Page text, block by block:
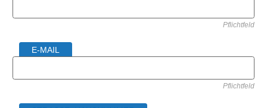
Pflichtfeld
E-MAIL
Pflichtfeld